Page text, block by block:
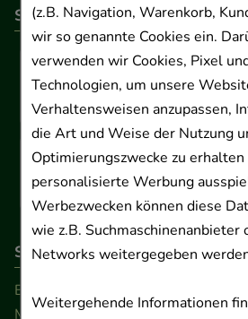
(z.B. Navigation, Warenkorb,
wir so genannte Cookies ein.
verwenden wir Cookies, Pixel
Technologien, um unsere
Verhaltensweisen anzupassen,
die Art und Weise der Nutzung
Optimierungszwecke zu erhalten
personalisierte Werbung
Werbezwecken können diese
wie z.B. Suchmaschinenanbieter
Networks weitergegeben
Weitergehende Informationen
So können Sie bezahlen
So erreichen Sie uns
Beratung und Kundenservice:
Montag - Freitag von 9.00 bis 17.00